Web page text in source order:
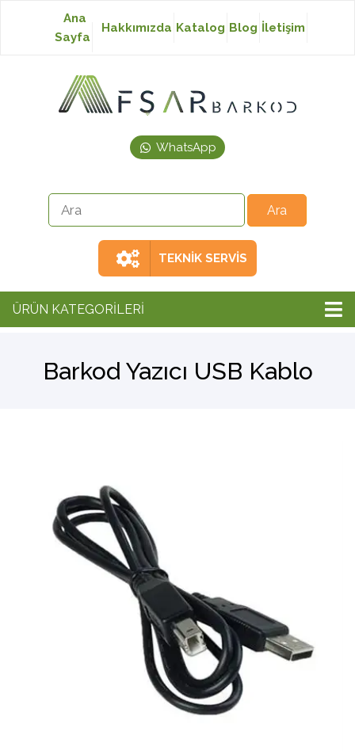
Baskısız Etiket
Japon Akmaz Yıkama
Ribon
Ana
Sayfa
Hakkımızda Katalog Blog İletişim
WhatsApp
TEKNİK SERVİS
ÜRÜN KATEGORİLERİ
Barkod Yazıcı USB Kablo